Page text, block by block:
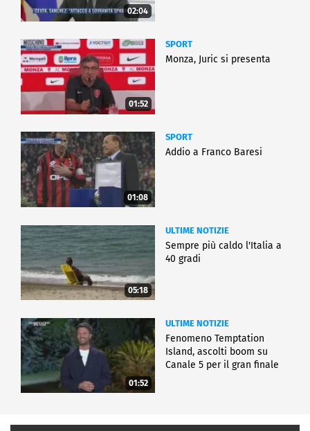
02:04
01:52
SPORT
Monza, Juric si presenta
01:08
SPORT
Addio a Franco Baresi
05:18
ULTIME NOTIZIE
Sempre più caldo l'Italia a
40 gradi
01:52
ULTIME NOTIZIE
Fenomeno Temptation
Island, ascolti boom su
Canale 5 per il gran finale